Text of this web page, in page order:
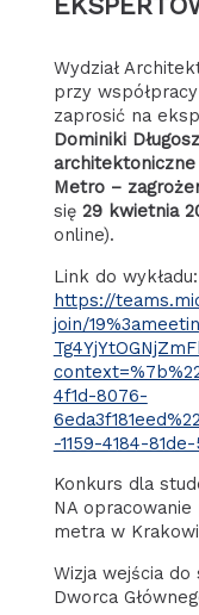
Wydział
przy
zaprosić na
Dominiki
Metro –
się 29 kwietnia
online).
Link do wykładu:
https://
join/
4f1d-8076-
-1159-4184-
Konkurs dla
NA
metra w
Wizja wejścia
Dworca